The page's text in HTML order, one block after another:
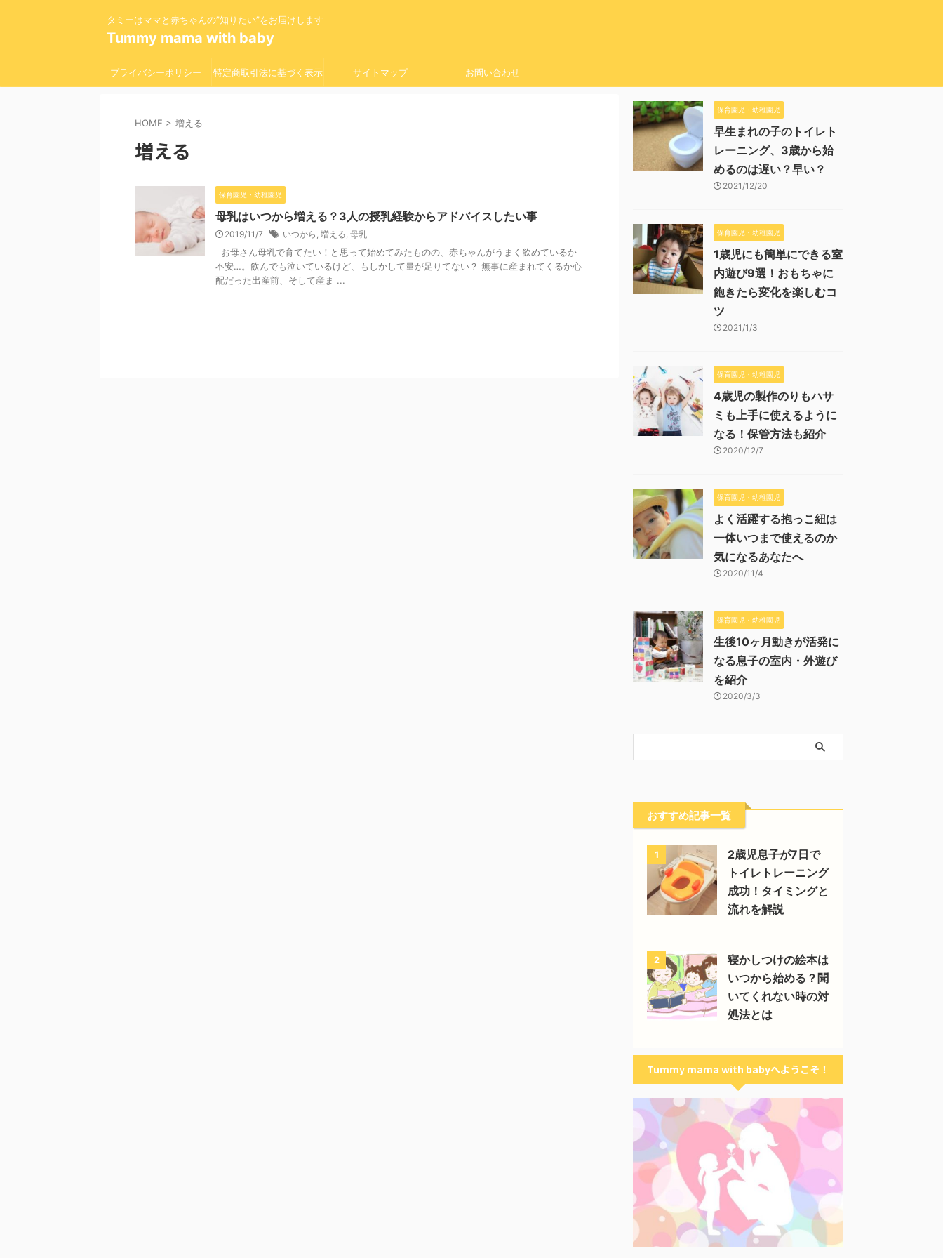
タミーはママと赤ちゃんの”知りたい”をお届けします
Tummy mama with baby
プライバシーポリシー 特定商取引法に基づく表示 サイトマップ お問い合わせ
HOME > 増える
増える
保育園児・幼稚園児
母乳はいつから増える？3人の授乳経験からアドバイスしたい事
2019/11/7 いつから , 増える, 母乳
お母さん母乳で育てたい！と思って始めてみたものの、赤ちゃんがうまく飲めているか
不安…。飲んでも泣いているけど、もしかして量が足りてない？ 無事に産まれてくるか心
配だった出産前、そして産ま ...
保育園児・幼稚園児
早生まれの子のトイレト
レーニング、3歳から始
めるのは遅い？早い？
2021/12/20
保育園児・幼稚園児
1歳児にも簡単にできる室
内遊び9選！おもちゃに
飽きたら変化を楽しむコ
ツ
2021/1/3
保育園児・幼稚園児
4歳児の製作のりもハサ
ミも上手に使えるように
なる！保管方法も紹介
2020/12/7
保育園児・幼稚園児
よく活躍する抱っこ紐は
一体いつまで使えるのか
気になるあなたへ
2020/11/4
保育園児・幼稚園児
生後10ヶ月動きが活発に
なる息子の室内・外遊び
を紹介
2020/3/3
おすすめ記事一覧
1
2歳児息子が7日で
トイレトレーニング
成功！タイミングと
流れを解説
2
寝かしつけの絵本は
いつから始める？聞
いてくれない時の対
処法とは
Tummy mama with babyへようこそ！